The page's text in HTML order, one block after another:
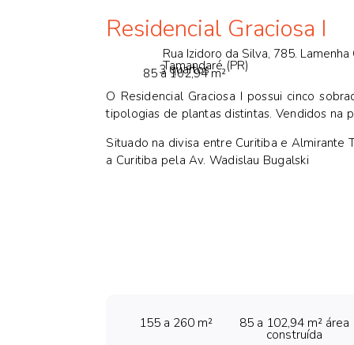
Residencial Graciosa I
Rua Izidoro da Silva, 785.
Tamandaré (PR)
3 quartos
85 a 102,94 m²
O Residencial Graciosa I possui cinco
tipologias de plantas distintas. Vendidos na
Situado na divisa entre Curitiba e Almirante
a Curitiba pela Av. Wadislau Bugalski
155 a 260 m² 85 a 102,94 m² área
construída